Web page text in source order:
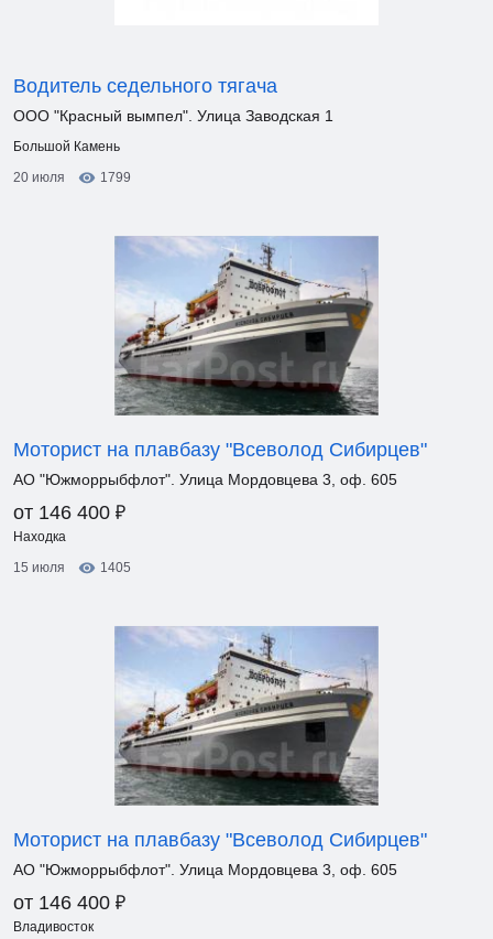
Водитель седельного тягача
ООО "Красный вымпел". Улица Заводская 1
Большой Камень
20 июля
1799
Моторист на плавбазу "Всеволод Сибирцев"
АО "Южморрыбфлот". Улица Мордовцева 3, оф. 605
от 146 400 ₽
Находка
15 июля
1405
Моторист на плавбазу "Всеволод Сибирцев"
АО "Южморрыбфлот". Улица Мордовцева 3, оф. 605
от 146 400 ₽
Владивосток